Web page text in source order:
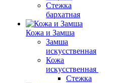
Стежка
бархатная
Кожа и Замша
Замша
искусственная
Кожа
искусственная
Стежка